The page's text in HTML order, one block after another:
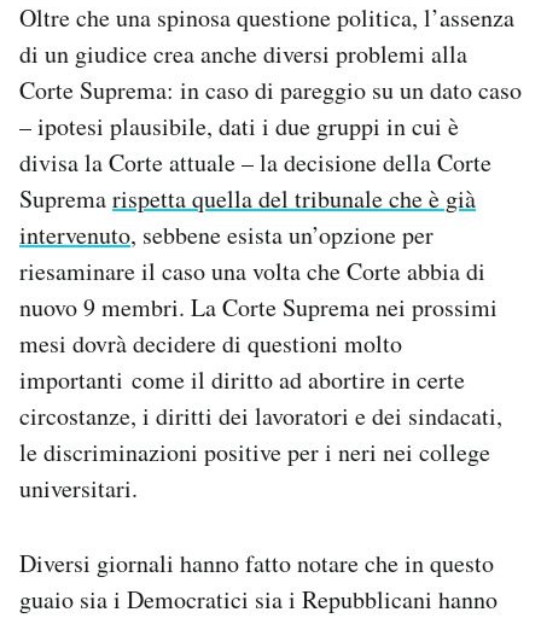
Oltre che una spinosa questione politica, l’assenza
di un giudice crea anche diversi problemi alla
Corte Suprema: in caso di pareggio su un dato caso
– ipotesi plausibile, dati i due gruppi in cui è
divisa la Corte attuale – la decisione della Corte
Supremarispetta quella del tribunale che è già
intervenuto, sebbene esista un’opzione per
riesaminare il caso una volta che Corte abbia di
nuovo 9 membri. La Corte Suprema nei prossimi
mesi dovrà decidere di questioni molto
importanti come il diritto ad abortire in certe
circostanze, i diritti dei lavoratori e dei sindacati,
le discriminazioni positive per i neri nei college
universitari.
Diversi giornali hanno fatto notare che in questo
guaio sia i Democratici sia i Repubblicani hanno